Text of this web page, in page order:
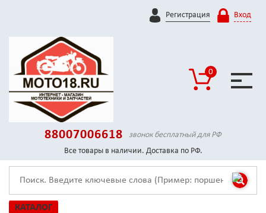
Регистрация Вход
0
88007006618
звонок бесплатный для РФ
Все товары в наличии. Доставка по РФ.
КАТАЛОГ